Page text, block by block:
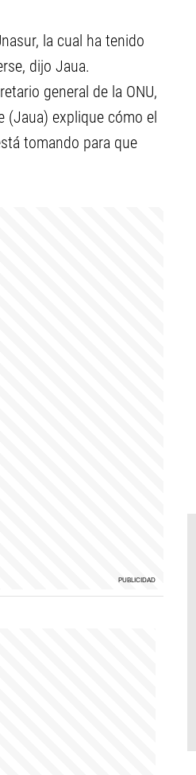
la cual ha tenido
dijo Jaua.
general de la ONU,
(Jaua) explique cómo el
tomando para que